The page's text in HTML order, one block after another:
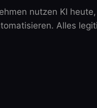
nutzen KI
Alles